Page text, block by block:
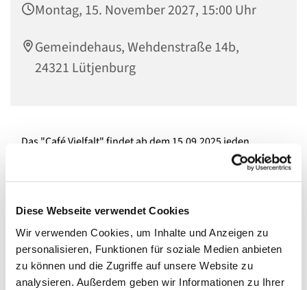
Diese Webseite verwendet Cookies
Wir verwenden Cookies, um Inhalte und Anzeigen zu
personalisieren, Funktionen für soziale Medien anbieten
zu können und die Zugriffe auf unsere Website zu
analysieren. Außerdem geben wir Informationen zu Ihrer
Montag, 15. November 2027, 15:00 Uhr
Gemeindehaus, Wehdenstraße 14b,
24321 Lütjenburg
Das "Café Vielfalt" findet ab dem 15.09.2025 jeden
Eine ehrenamtliche Initiative in Kooperation mit unserer
Kreisvolkshochschule Plön sowie der Stiftergemeinschaft
der Fördesparkasse hat dieses Café in Leben gerufen.
Kommen Sie gern vorbei! Die Organisatoren freuen sich
auf Sie!